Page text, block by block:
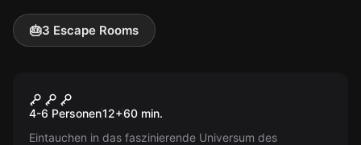
🎂3 Escape Rooms
Das Universum des
Astrologen
4-6 Personen12+60 min.
Eintauchen in das faszinierende Universum des